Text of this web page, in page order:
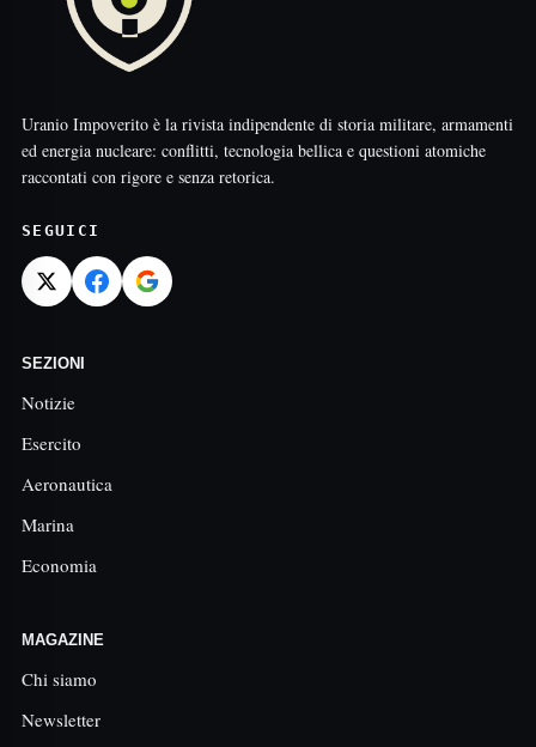
Uranio Impoverito è la rivista indipendente di storia militare, armamenti
ed energia nucleare: conflitti, tecnologia bellica e questioni atomiche
raccontati con rigore e senza retorica.
SEGUICI
SEZIONI
Notizie
Esercito
Aeronautica
Marina
Economia
MAGAZINE
Chi siamo
Newsletter